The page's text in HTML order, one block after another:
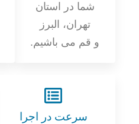
شما در استان
تهران، البرز
و قم می باشیم.
سرعت در اجرا